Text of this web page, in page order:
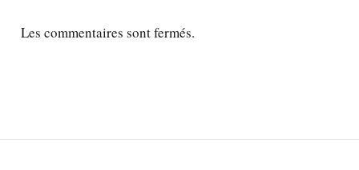
Les commentaires sont fermés.